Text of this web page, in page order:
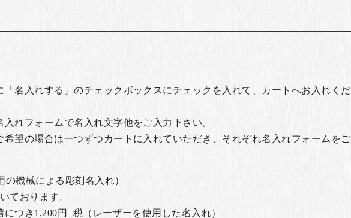
「名入れする」のチェックボックスにチェックを入れて、カートへお入れくだ
れフォームで名入れ文字他をご入力下さい。
希望の場合は一つずつカートに入れていただき、それぞれ名入れフォームをご
機械による彫刻名入れ）
ております。
つき1,200円+税 （レーザーを使用した名入れ）